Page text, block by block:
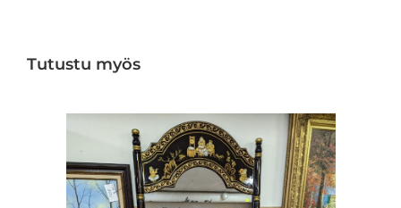
Tutustu myös